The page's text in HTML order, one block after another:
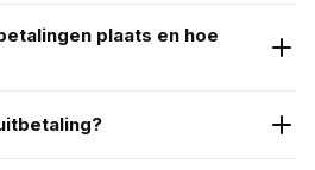
plaats en hoe